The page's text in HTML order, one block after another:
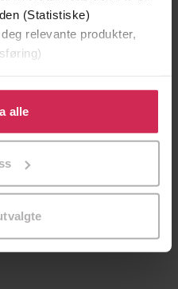
(Statistiske)
relevante produkter,
oss ditt samtykke til å
Du kan også
formål ved å klikke
alle
Jørn Lier Horst
(forfatter),Håvard Bakke
forlag